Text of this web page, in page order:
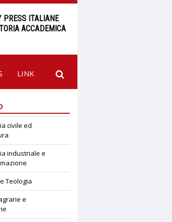
PRESS ITALIANE
ACCADEMICA
LINK
civile ed
industriale e
Teologia
e